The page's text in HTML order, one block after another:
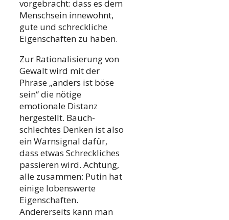
vorgebracht: dass es dem
Menschsein innewohnt,
gute und schreckliche
Eigenschaften zu haben.
Zur Rationalisierung von
Gewalt wird mit der
Phrase „anders ist böse
sein“ die nötige
emotionale Distanz
hergestellt. Bauch-
schlechtes Denken ist also
ein Warnsignal dafür,
dass etwas Schreckliches
passieren wird. Achtung,
alle zusammen: Putin hat
einige lobenswerte
Eigenschaften.
Andererseits kann man